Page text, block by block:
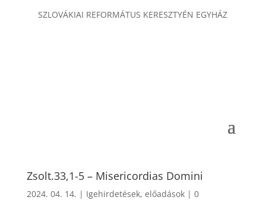
SZLOVÁKIAI REFORMÁTUS KERESZTYÉN EGYHÁZ
Zsolt.33,1-5 – Misericordias Domini
2024. 04. 14. | Igehirdetések, előadások| 0